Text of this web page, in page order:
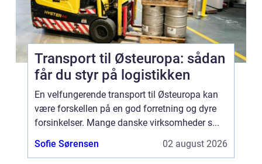
Transport til Østeuropa: sådan
får du styr på logistikken
En velfungerende transport til Østeuropa kan
være forskellen på en god forretning og dyre
forsinkelser. Mange danske virksomheder s...
Sofie Sørensen
02 august 2026